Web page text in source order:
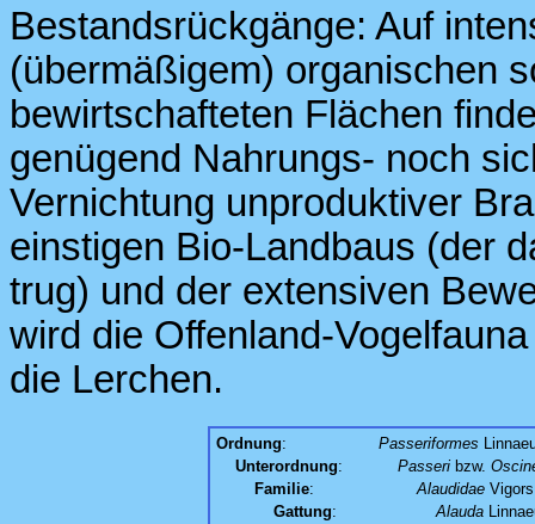
Bestandsrückgänge: Auf
(übermäßigem) organischen
bewirtschafteten Flächen
genügend Nahrungs- noch
Vernichtung unproduktiver
einstigen Bio-Landbaus (der
trug) und der extensiven
wird die Offenland-
die Lerchen.
Ordnung: Passeriformes
Unterordnung: Passeri bzw.
Familie: Alaudidae
Gattung: Alauda